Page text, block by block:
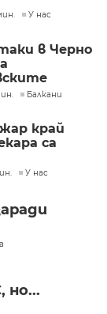
У нас
в Черно
Балкани
край
са
У нас
но...